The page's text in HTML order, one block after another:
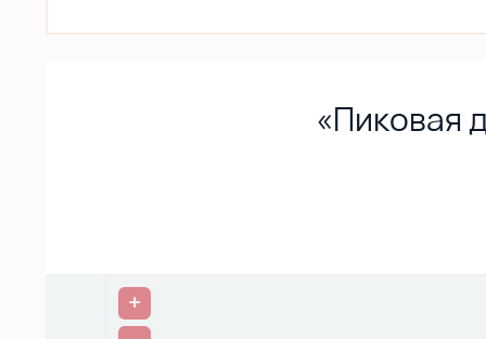
«Пиковая
+